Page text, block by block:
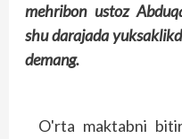
mehribon ustoz
shu darajada
demang.
O'rta maktabni